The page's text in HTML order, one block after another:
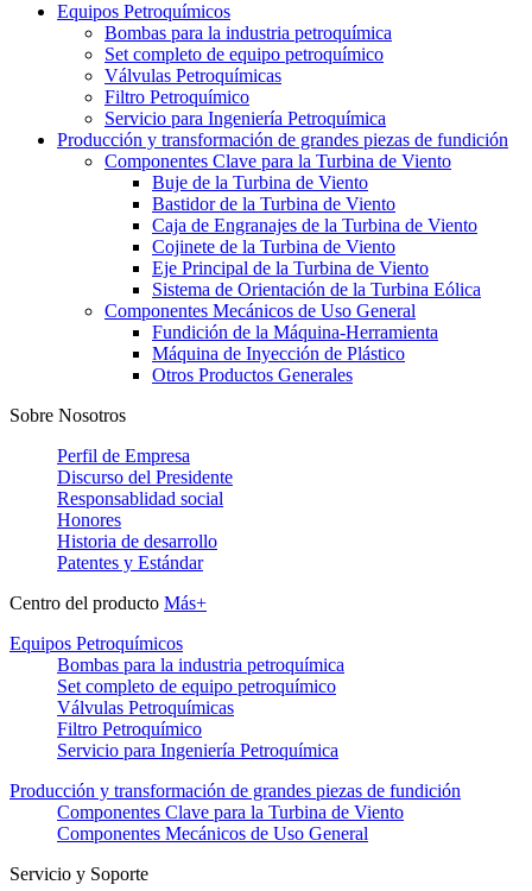
Equipos Petroquímicos
Bombas para la industria petroquímica
Set completo de equipo petroquímico
Válvulas Petroquímicas
Filtro Petroquímico
Servicio para Ingeniería Petroquímica
Producción y transformación de grandes piezas de fundición
Componentes Clave para la Turbina de Viento
Buje de la Turbina de Viento
Bastidor de la Turbina de Viento
Caja de Engranajes de la Turbina de Viento
Cojinete de la Turbina de Viento
Eje Principal de la Turbina de Viento
Sistema de Orientación de la Turbina Eólica
Componentes Mecánicos de Uso General
Fundición de la Máquina-Herramienta
Máquina de Inyección de Plástico
Otros Productos Generales
Sobre Nosotros
Perfil de Empresa
Discurso del Presidente
Responsablidad social
Honores
Historia de desarrollo
Patentes y Estándar
Centro del producto Más+
Equipos Petroquímicos
Bombas para la industria petroquímica
Set completo de equipo petroquímico
Válvulas Petroquímicas
Filtro Petroquímico
Servicio para Ingeniería Petroquímica
Producción y transformación de grandes piezas de fundición
Componentes Clave para la Turbina de Viento
Componentes Mecánicos de Uso General
Servicio y Soporte